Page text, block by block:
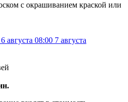
с окрашиванием краской или
6 августа 08:00 7 августа